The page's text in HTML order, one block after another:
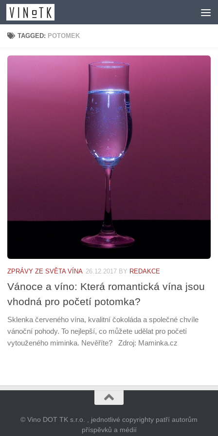
Skip to content
TAGGED: POTOMEK
ZPRÁVY ZE SVĚTA VÍNA 26.12.2017 BY REDAKCE
Vánoce a víno: Která romantická vína jsou
vhodná pro početí potomka?
Sklenka červeného vína, kvalitní čokoláda a společné chvíle
vánoční pohody. To nejlepší, co můžete udělat pro početí
vytouženého miminka. Nevěříte? Zdroj: Maminka.cz
© Vino DOT TK s.r.o. , jednotlivé copyrighty patří autorům
příspěvků a médií